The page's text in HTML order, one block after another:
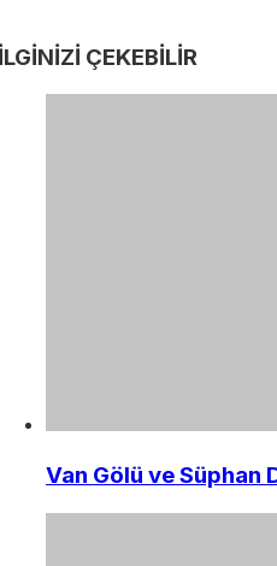
ÇEKEBİLİR
Van Gölü ve Süphan